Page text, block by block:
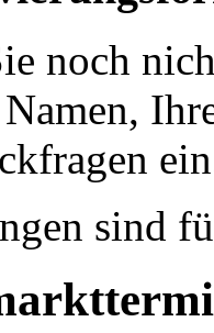
noch
sind